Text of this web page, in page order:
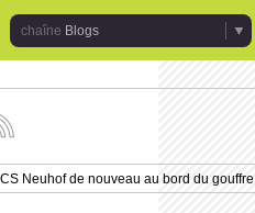
Blogs
Neuhof de nouveau au bord du gouffre